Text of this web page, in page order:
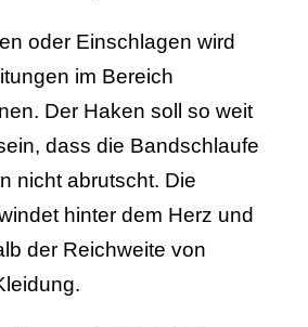
oder Einschlagen wird
im Bereich
Der Haken soll so weit
dass die Bandschlaufe
nicht abrutscht. Die
hinter dem Herz und
der Reichweite von